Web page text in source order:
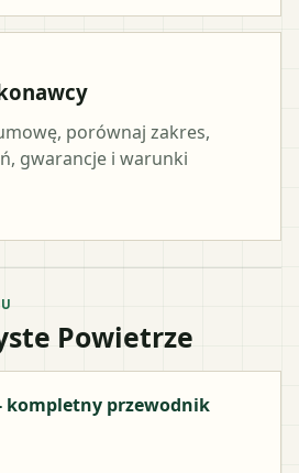
porównaj zakres,
gwarancje i warunki
Powietrze
kompletny przewodnik